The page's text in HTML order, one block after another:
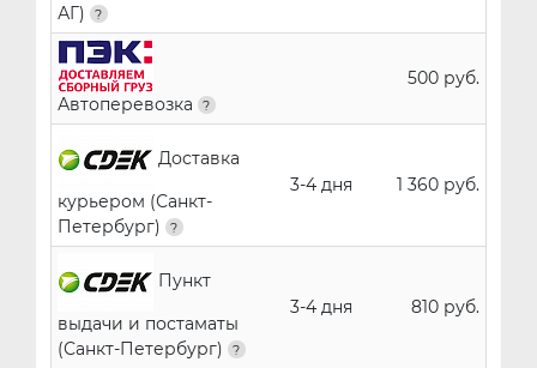
АГ)
Автоперевозка
500 руб.
Доставка
курьером (Санкт-
Петербург)
3-4 дня 1 360 руб.
Пункт
выдачи и постаматы
(Санкт-Петербург)
3-4 дня 810 руб.